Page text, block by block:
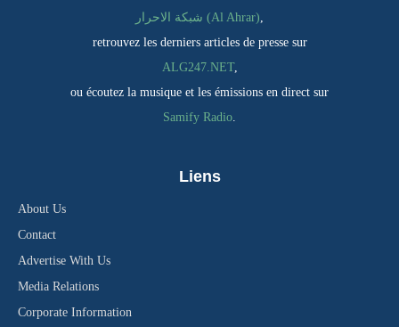
شبكة الاحرار (Al Ahrar),
retrouvez les derniers articles de presse sur
ALG247.NET,
ou écoutez la musique et les émissions en direct sur
Samify Radio.
Liens
About Us
Contact
Advertise With Us
Media Relations
Corporate Information